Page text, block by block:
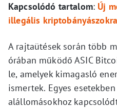
Kapcsolódó tartalom: Új
illegális
A rajtaütések során több
órában működő ASIC
le, amelyek kimagasló
ismertek. Egyes
alállomásokhoz